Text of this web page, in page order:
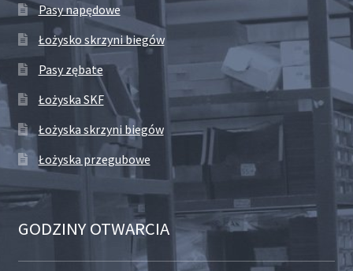
Pasy napędowe
Łożysko skrzyni biegów
Pasy zębate
Łożyska SKF
Łożyska skrzyni biegów
Łożyska przegubowe
GODZINY OTWARCIA